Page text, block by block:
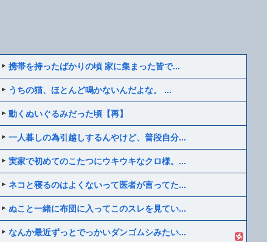
携帯を持ったばかりの頃 家に集まった皆で...
うちの猫、ほとんど鳴かないんだよな。 ...
動くぬいぐるみだった頃【再】
一人暮しの為引越しするんやけど、普段自分...
実家で初めてのこたつにウキウキなクロ様。...
ネコと寝るのはよくないって医者が言ってた...
ぬこと一緒に布団に入ってこのスレを見てい...
なんか最近ずっとでっかいダンゴムシみたい...